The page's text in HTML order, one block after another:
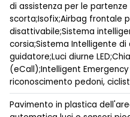
di assistenza per le
scorta;Isofix;Airbag frontale
disattivabile;Sistema
corsia;Sistema Intelligente
guidatore;Luci diurne
(eCall);Intelligent
riconoscimento pedoni,
Pavimento in plastica